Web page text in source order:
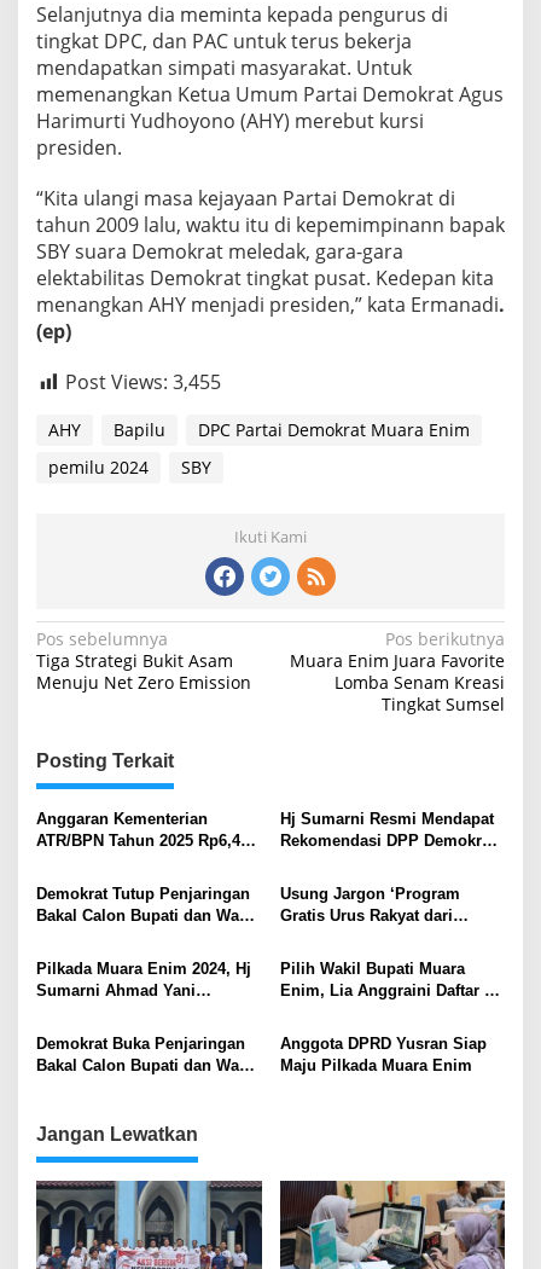
Selanjutnya dia meminta kepada pengurus di
tingkat DPC, dan PAC untuk terus bekerja
mendapatkan simpati masyarakat. Untuk
memenangkan Ketua Umum Partai Demokrat Agus
Harimurti Yudhoyono (AHY) merebut kursi
presiden.
“Kita ulangi masa kejayaan Partai Demokrat di
tahun 2009 lalu, waktu itu di kepemimpinann bapak
SBY suara Demokrat meledak, gara-gara
elektabilitas Demokrat tingkat pusat. Kedepan kita
menangkan AHY menjadi presiden,” kata Ermanadi.
(ep)
Post Views: 3,455
AHY Bapilu
DPC Partai Demokrat Muara Enim
pemilu 2024
SBY
Ikuti Kami
Navigasi
pos
Pos sebelumnya
Tiga Strategi Bukit Asam
Menuju Net Zero Emission
Pos berikutnya
Muara Enim Juara Favorite
Lomba Senam Kreasi
Tingkat Sumsel
Posting Terkait
Anggaran Kementerian
ATR/BPN Tahun 2025 Rp6,4
DPR Ri, Menteri AHY: Alokasi
untuk Lanjutkan Program
Reforma Agraria
Hj Sumarni Resmi Mendapat
Rekomendasi DPP Demokrat
Demokrat Tutup Penjaringan
Bakal Calon Bupati dan Wakil
Usung Jargon ‘Program
Gratis Urus Rakyat dari
Marni Ahmad Yani Ingin
Tuntaskan PR Merakyat
Pilkada Muara Enim 2024, Hj
Sumarni Ahmad Yani
Demokrat, PDI P, dan Daftar
Ke Perindo
Pilih Wakil Bupati Muara
Enim, Lia Anggraini Daftar di
Demokrat Buka Penjaringan
Bakal Calon Bupati dan Wakil
Anggota DPRD Yusran Siap
Maju Pilkada Muara Enim
Jangan Lewatkan